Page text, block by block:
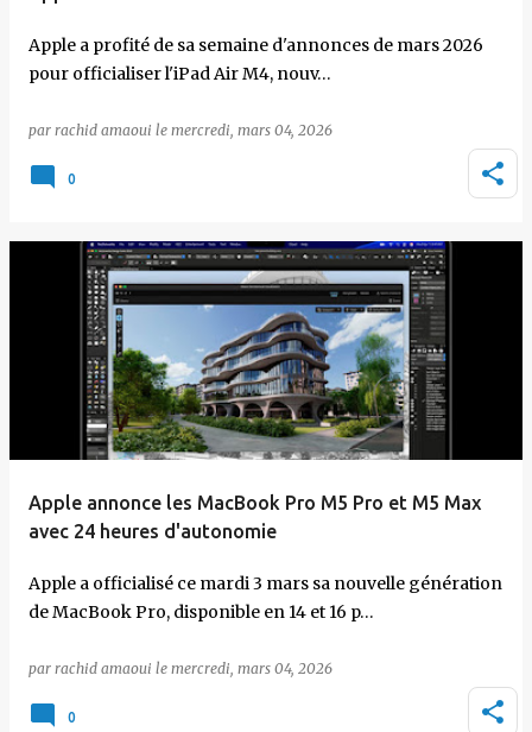
Apple a profité de sa semaine d'annonces de mars 2026
pour officialiser l'iPad Air M4, nouv…
par rachid amaoui le mercredi, mars 04, 2026
0
Apple annonce les MacBook Pro M5 Pro et M5 Max
avec 24 heures d'autonomie
Apple a officialisé ce mardi 3 mars sa nouvelle génération
de MacBook Pro, disponible en 14 et 16 p…
par rachid amaoui le mercredi, mars 04, 2026
0